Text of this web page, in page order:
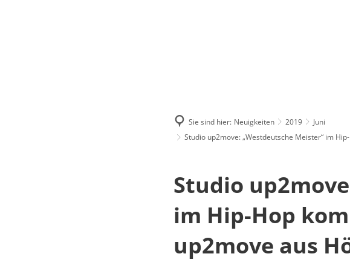
Sie sind hier: Neuigkeiten 2019
Juni
Studio up2move: „Westdeutsche Meister“ im
Studio
im Hip-Hop
up2move aus